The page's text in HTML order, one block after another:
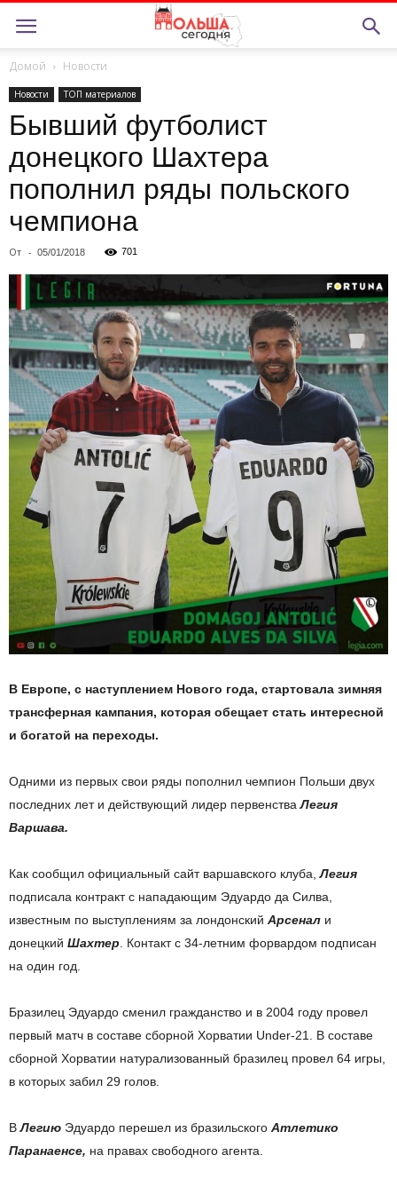
Домой Новости
Новости ТОП материалов
Бывший футболист
донецкого Шахтера
пополнил ряды польского
чемпиона
От - 05/01/2018 701
В Европе, с наступлением Нового года, стартовала зимняя
трансферная кампания, которая обещает стать интересной
и богатой на переходы.
Одними из первых свои ряды пополнил чемпион Польши двух
последних лет и действующий лидер первенстваЛегия
Варшава.
Как сообщил официальный сайт варшавского клуба,Легия
подписала контракт с нападающим Эдуардо да Силва,
известным по выступлениям за лондонский Арсенал и
донецкий Шахтер . Контакт с 34-летним форвардом подписан
на один год.
Бразилец Эдуардо сменил гражданство и в 2004 году провел
первый матч в составе сборной Хорватии Under-21. В составе
сборной Хорватии натурализованный бразилец провел 64 игры,
в которых забил 29 голов.
ВЛегию Эдуардо перешел из бразильского Атлетико
Паранаенсе, на правах свободного агента.